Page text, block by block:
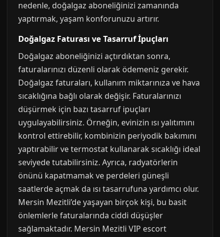
nedenle, doğalgaz aboneliğinizi zamanında
yaptırmak, yaşam konforunuzu artırır.
Doğalgaz Faturası ve Tasarruf İpuçları
Doğalgaz aboneliğinizi açtırdıktan sonra,
faturalarınızı düzenli olarak ödemeniz gerekir.
Doğalgaz faturaları, kullanım miktarınıza ve hava
sıcaklığına bağlı olarak değişir. Faturalarınızı
düşürmek için bazı tasarruf ipuçları
uygulayabilirsiniz. Örneğin, evinizin ısı yalıtımını
kontrol ettirebilir, kombinizin periyodik bakımını
yaptırabilir ve termostat kullanarak sıcaklığı ideal
seviyede tutabilirsiniz. Ayrıca, radyatörlerin
önünü kapatmamak ve perdeleri güneşli
saatlerde açmak da ısı tasarrufuna yardımcı olur.
Mersin Mezitli’de yaşayan birçok kişi, bu basit
önlemlerle faturalarında ciddi düşüşler
sağlamaktadır. Mersin Mezitli VIP escort